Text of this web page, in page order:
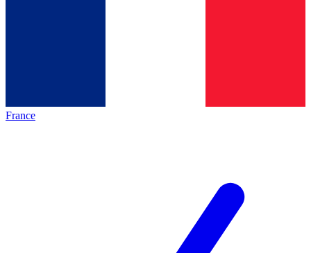
France